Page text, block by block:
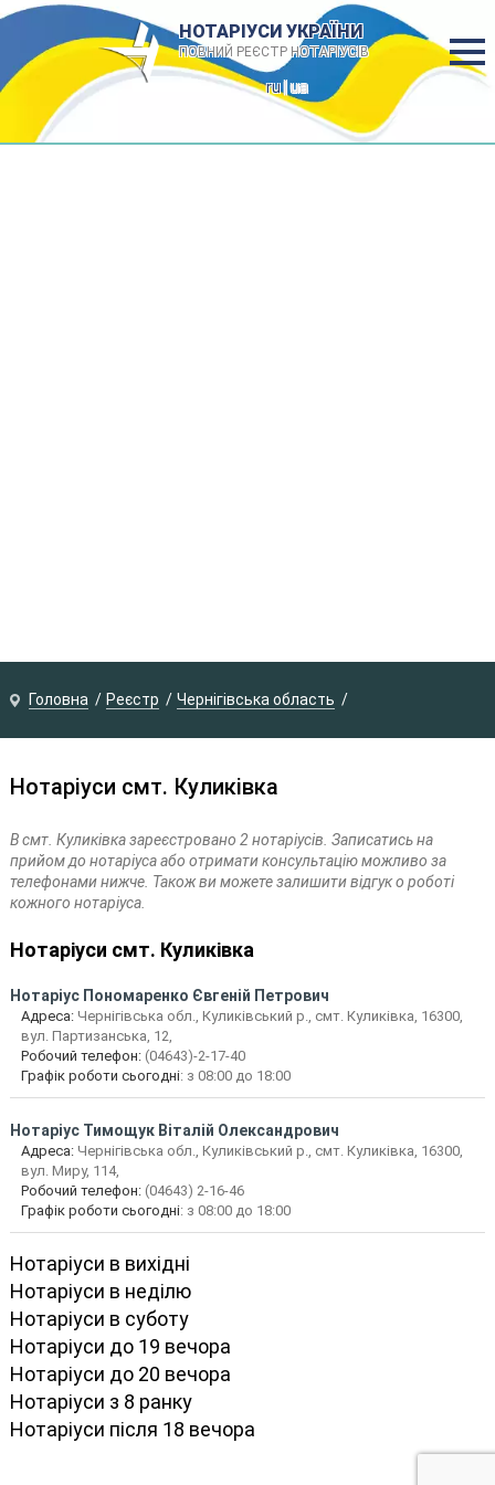
НОТАРІУСИ УКРАЇНИ
ПОВНИЙ РЕЄСТР НОТАРІУСІВ
ru| ua
Головна Реєстр Чернігівська область
Нотаріуси смт. Куликівка
В смт. Куликівка зареєстровано 2 нотаріусів. Записатись на
прийом до нотаріуса або отримати консультацію можливо за
телефонами нижче. Також ви можете залишити відгук о роботі
кожного нотаріуса.
Нотаріуси смт. Куликівка
Нотаріус Пономаренко Євгеній Петрович
Адреса:Чернігівська обл., Куликівський р., смт. Куликівка, 16300,
вул. Партизанська, 12,
Робочий телефон:(04643)-2-17-40
Графік роботи сьогодні: з 08:00 до 18:00
Нотаріус Тимощук Віталій Олександрович
Адреса:Чернігівська обл., Куликівський р., смт. Куликівка, 16300,
вул. Миру, 114,
Робочий телефон:(04643) 2-16-46
Графік роботи сьогодні: з 08:00 до 18:00
Нотаріуси в вихідні
Нотаріуси в неділю
Нотаріуси в суботу
Нотаріуси до 19 вечора
Нотаріуси до 20 вечора
Нотаріуси з 8 ранку
Нотаріуси після 18 вечора